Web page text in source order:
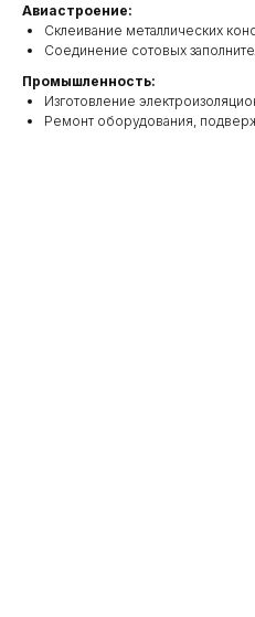
Авиастроение:
Склеивание металлических
Соединение сотовых
Промышленность:
Изготовление
Ремонт оборудования,